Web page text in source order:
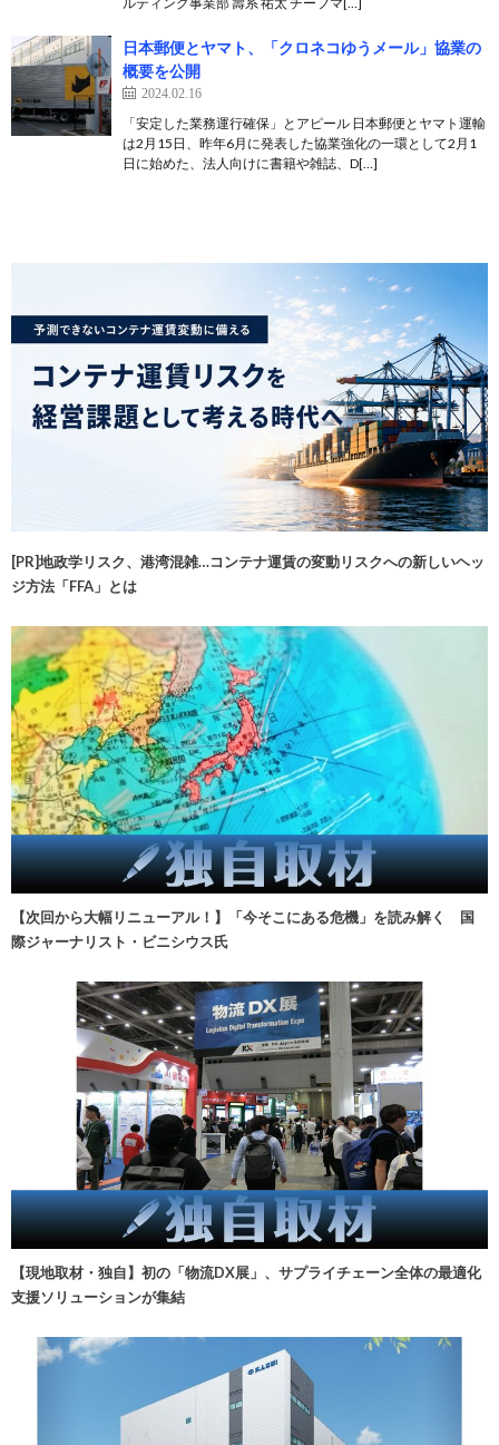
日本郵便とヤマト、「クロネコゆうメール」協業の
概要を公開
2024.02.16
「安定した業務運行確保」とアピール 日本郵便とヤマト運輸
は2月15日、昨年6月に発表した協業強化の一環として2月1
日に始めた、法人向けに書籍や雑誌、D[…]
[PR]地政学リスク、港湾混雑…コンテナ運賃の変動リスクへの新しいヘッ
ジ方法「FFA」とは
【次回から大幅リニューアル！】「今そこにある危機」を読み解く 国
際ジャーナリスト・ビニシウス氏
【現地取材・独自】初の「物流DX展」、サプライチェーン全体の最適化
支援ソリューションが集結